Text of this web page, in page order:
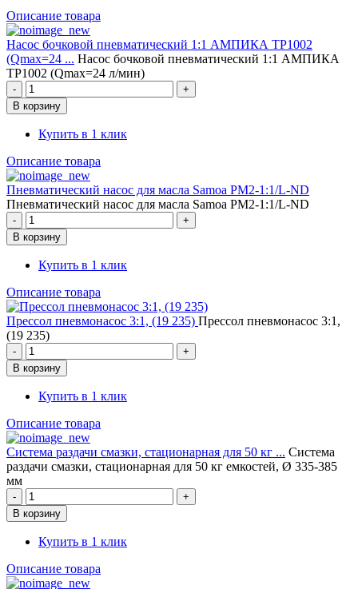
Описание товара
Насос бочковой пневматический 1:1 АМПИКА TP1002
(Qmax=24 ... Насос бочковой пневматический 1:1 АМПИКА
TP1002 (Qmax=24 л/мин)
Купить в 1 клик
Описание товара
Пневматический насос для масла Samoa PM2-1:1/L-ND
Пневматический насос для масла Samoa PM2-1:1/L-ND
Купить в 1 клик
Описание товара
Прессол пневмонасос 3:1, (19 235) Прессол пневмонасос 3:1,
(19 235)
Купить в 1 клик
Описание товара
Система раздачи смазки, стационарная для 50 кг ... Система
раздачи смазки, стационарная для 50 кг емкостей, Ø 335-385
мм
Купить в 1 клик
Описание товара